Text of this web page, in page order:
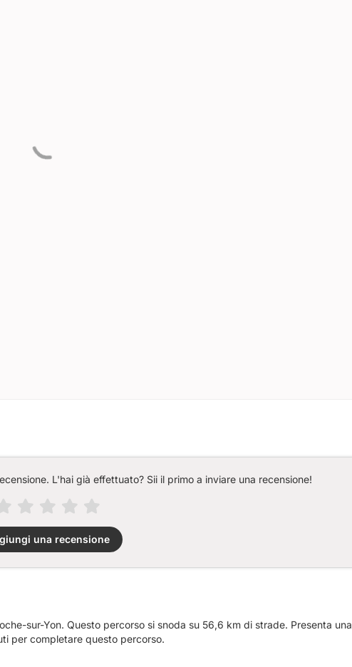
L'hai già effettuato? Sii il primo a inviare una recensione!
una recensione
sur-Yon. Questo percorso si snoda su 56,6 km di strade. Presenta una
per completare questo percorso.